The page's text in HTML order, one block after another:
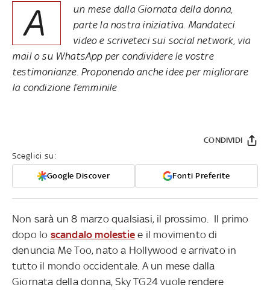
A
un mese dalla Giornata della donna,
parte la nostra iniziativa. Mandateci
video e scriveteci sui social network, via
mail o su WhatsApp per condividere le vostre
testimonianze. Proponendo anche idee per migliorare
la condizione femminile
Sceglici su:
Google Discover Fonti Preferite
CONDIVIDI
Non sarà un 8 marzo qualsiasi, il prossimo. Il primo
dopo lo scandalo molestie e il movimento di
denuncia Me Too, nato a Hollywood e arrivato in
tutto il mondo occidentale. A un mese dalla
Giornata della donna, Sky TG24 vuole rendere